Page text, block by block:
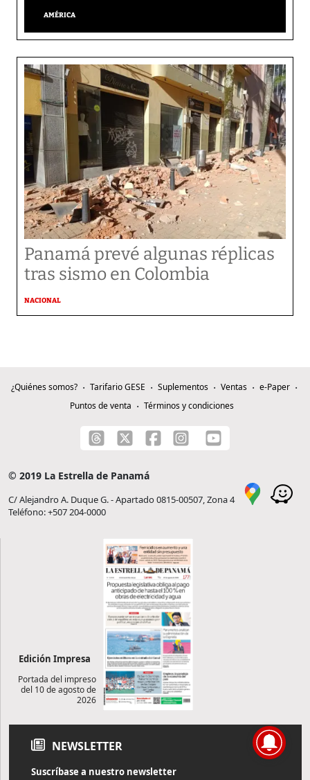
AMÉRICA
Panamá prevé algunas réplicas
tras sismo en Colombia
NACIONAL
¿Quiénes somos? Tarifario GESE Suplementos Ventas
e-Paper
Puntos de venta
Términos y condiciones
© 2019 La Estrella de Panamá
C/ Alejandro A. Duque G. - Apartado 0815-00507, Zona 4
Teléfono: +507 204-0000
Edición Impresa
Portada del impreso
del 10 de agosto de
2026
NEWSLETTER
Suscríbase a nuestro newsletter